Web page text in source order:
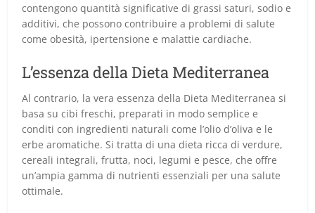
contengono quantità significative di grassi saturi, sodio e
additivi, che possono contribuire a problemi di salute
come obesità, ipertensione e malattie cardiache.
L’essenza della Dieta Mediterranea
Al contrario, la vera essenza della Dieta Mediterranea si
basa su cibi freschi, preparati in modo semplice e
conditi con ingredienti naturali come l’olio d’oliva e le
erbe aromatiche. Si tratta di una dieta ricca di verdure,
cereali integrali, frutta, noci, legumi e pesce, che offre
un’ampia gamma di nutrienti essenziali per una salute
ottimale.